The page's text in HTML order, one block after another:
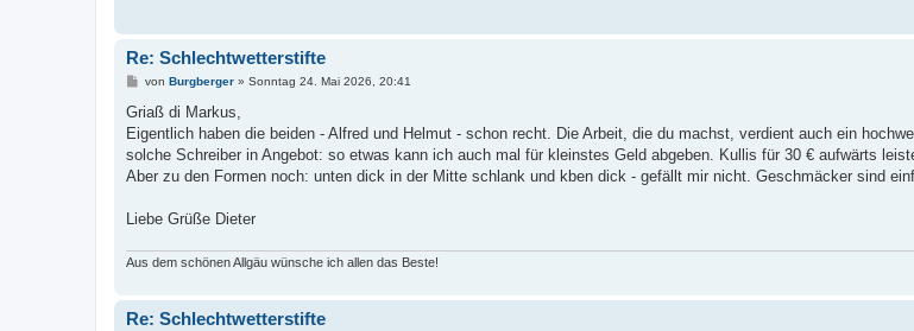
Re: Schlechtwetterstifte
B
i
r
a
von Burgberger» Sonntag 24. Mai 2026, 20:41
Griaß di Markus,
Eigentlich haben die beiden - Alfred und Helmut - schon recht. Die Arbeit, die du machst, verdient auch ein
solche Schreiber in Angebot: so etwas kann ich auch mal für kleinstes Geld abgeben. Kullis für 30 € aufwärts
Aber zu den Formen noch: unten dick in der Mitte schlank und kben dick - gefällt mir nicht. Geschmäcker sind
Liebe Grüße Dieter
Aus dem schönen Allgäu wünsche ich allen das Beste!
Re: Schlechtwetterstifte